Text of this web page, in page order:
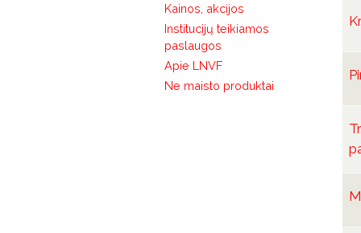
Kainos, akcijos
Institucijų teikiamos
paslaugos
Apie LNVF
Ne maisto produktai